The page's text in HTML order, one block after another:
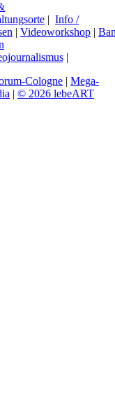
| Info /
| Videoworkshop |
|
Cologne | Mega-
| © 2026 lebeART